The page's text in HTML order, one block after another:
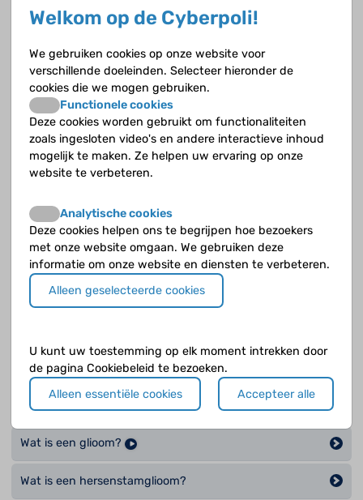
Opvolgende vragen
Wat is een anaplastisch astrocytoom?
Wat is een anaplastisch oligoastrocytoom?
Wat is een anaplastisch oligodendroglioom?
Wat is een craniofaryngeoom?
Wat is een diffuus astrocytoom?
Wat is een embryonale tumor?
Wat is een germinoom?
Wat is een glioblastoom?
Wat is een glioom?
Wat is een hersenstamglioom?
Welkom op de Cyberpoli!
We gebruiken cookies op onze website voor
verschillende doeleinden. Selecteer hieronder de
cookies die we mogen gebruiken.
Functionele cookies
Deze cookies worden gebruikt om functionaliteiten
zoals ingesloten video's en andere interactieve inhoud
mogelijk te maken. Ze helpen uw ervaring op onze
website te verbeteren.
Analytische cookies
Deze cookies helpen ons te begrijpen hoe bezoekers
met onze website omgaan. We gebruiken deze
informatie om onze website en diensten te verbeteren.
Alleen geselecteerde cookies
U kunt uw toestemming op elk moment intrekken door
de pagina Cookiebeleid te bezoeken.
Alleen essentiële cookies
Accepteer alle